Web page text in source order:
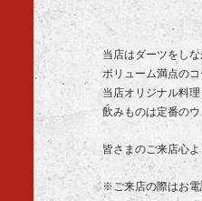
当店はダーツをし
ボリューム満点の
当店オリジナル料
飲みものは定番の
皆さまのご来店心よ
※ご来店の際はお電